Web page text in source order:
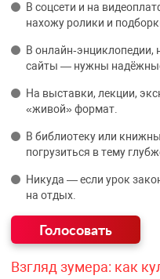
В соцсети и на
нахожу ролики и
В онлайн‑энциклопедии,
сайты — нужны
На выставки, лекции,
«живой» формат.
В библиотеку или
погрузиться в тему
Никуда — если урок
на отдых.
Взгляд зумера: как